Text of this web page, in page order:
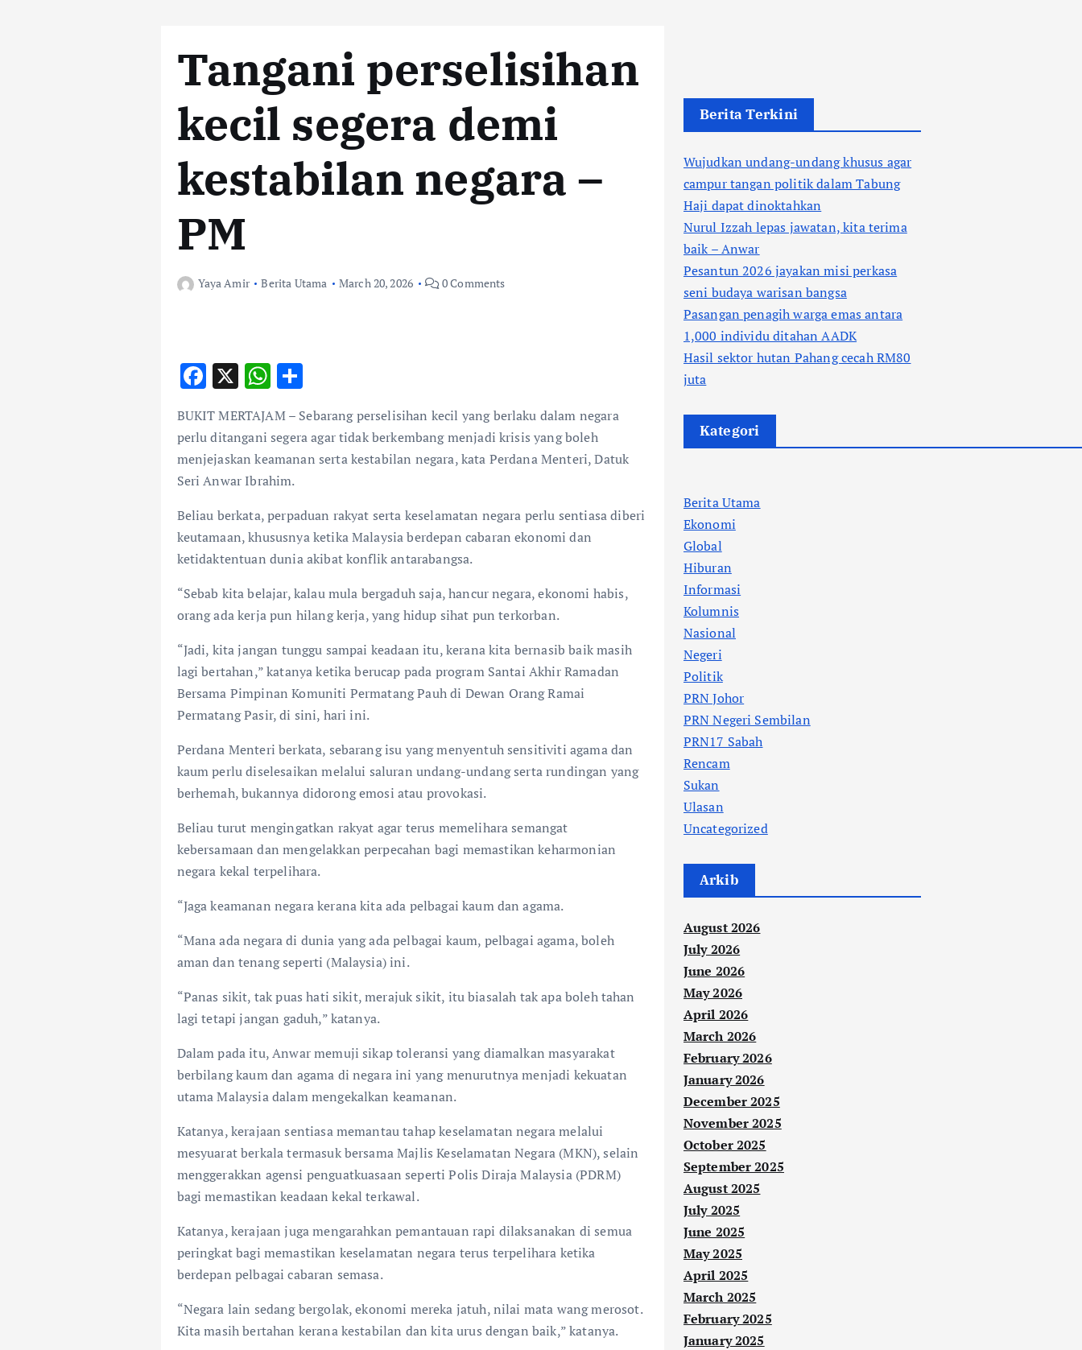
Tangani perselisihan
kecil segera demi
kestabilan negara –
PM
Yaya Amir Berita Utama March 20, 2026 0 Comments
F
e
b
o
o
k
X W
at
s
A
p
p
S
h
ar
e
BUKIT MERTAJAM – Sebarang perselisihan kecil yang berlaku dalam negara
perlu ditangani segera agar tidak berkembang menjadi krisis yang boleh
menjejaskan keamanan serta kestabilan negara, kata Perdana Menteri, Datuk
Seri Anwar Ibrahim.
Beliau berkata, perpaduan rakyat serta keselamatan negara perlu sentiasa diberi
keutamaan, khususnya ketika Malaysia berdepan cabaran ekonomi dan
ketidaktentuan dunia akibat konflik antarabangsa.
“Sebab kita belajar, kalau mula bergaduh saja, hancur negara, ekonomi habis,
orang ada kerja pun hilang kerja, yang hidup sihat pun terkorban.
“Jadi, kita jangan tunggu sampai keadaan itu, kerana kita bernasib baik masih
lagi bertahan,” katanya ketika berucap pada program Santai Akhir Ramadan
Bersama Pimpinan Komuniti Permatang Pauh di Dewan Orang Ramai
Permatang Pasir, di sini, hari ini.
Perdana Menteri berkata, sebarang isu yang menyentuh sensitiviti agama dan
kaum perlu diselesaikan melalui saluran undang-undang serta rundingan yang
berhemah, bukannya didorong emosi atau provokasi.
Beliau turut mengingatkan rakyat agar terus memelihara semangat
kebersamaan dan mengelakkan perpecahan bagi memastikan keharmonian
negara kekal terpelihara.
“Jaga keamanan negara kerana kita ada pelbagai kaum dan agama.
“Mana ada negara di dunia yang ada pelbagai kaum, pelbagai agama, boleh
aman dan tenang seperti (Malaysia) ini.
“Panas sikit, tak puas hati sikit, merajuk sikit, itu biasalah tak apa boleh tahan
lagi tetapi jangan gaduh,” katanya.
Dalam pada itu, Anwar memuji sikap toleransi yang diamalkan masyarakat
berbilang kaum dan agama di negara ini yang menurutnya menjadi kekuatan
utama Malaysia dalam mengekalkan keamanan.
Katanya, kerajaan sentiasa memantau tahap keselamatan negara melalui
mesyuarat berkala termasuk bersama Majlis Keselamatan Negara (MKN), selain
menggerakkan agensi penguatkuasaan seperti Polis Diraja Malaysia (PDRM)
bagi memastikan keadaan kekal terkawal.
Katanya, kerajaan juga mengarahkan pemantauan rapi dilaksanakan di semua
peringkat bagi memastikan keselamatan negara terus terpelihara ketika
berdepan pelbagai cabaran semasa.
“Negara lain sedang bergolak, ekonomi mereka jatuh, nilai mata wang merosot.
Kita masih bertahan kerana kestabilan dan kita urus dengan baik,” katanya.
Berita Terkini
Wujudkan undang-undang khusus agar
campur tangan politik dalam Tabung
Haji dapat dinoktahkan
Nurul Izzah lepas jawatan, kita terima
baik – Anwar
Pesantun 2026 jayakan misi perkasa
seni budaya warisan bangsa
Pasangan penagih warga emas antara
1,000 individu ditahan AADK
Hasil sektor hutan Pahang cecah RM80
juta
Kategori
Berita Utama
Ekonomi
Global
Hiburan
Informasi
Kolumnis
Nasional
Negeri
Politik
PRN Johor
PRN Negeri Sembilan
PRN17 Sabah
Rencam
Sukan
Ulasan
Uncategorized
Arkib
August 2026
July 2026
June 2026
May 2026
April 2026
March 2026
February 2026
January 2026
December 2025
November 2025
October 2025
September 2025
August 2025
July 2025
June 2025
May 2025
April 2025
March 2025
February 2025
January 2025